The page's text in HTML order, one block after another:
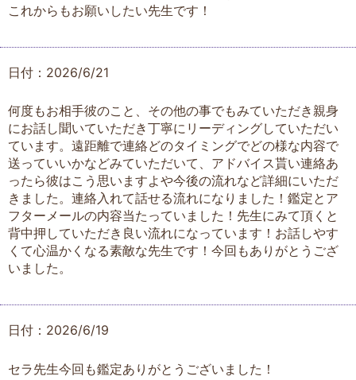
これからもお願いしたい先生です！
日付：2026/6/21
何度もお相手彼のこと、その他の事でもみていただき親身
にお話し聞いていただき丁寧にリーディングしていただい
ています。遠距離で連絡どのタイミングでどの様な内容で
送っていいかなどみていただいて、アドバイス貰い連絡あ
ったら彼はこう思いますよや今後の流れなど詳細にいただ
きました。連絡入れて話せる流れになりました！鑑定とア
フターメールの内容当たっていました！先生にみて頂くと
背中押していただき良い流れになっています！お話しやす
くて心温かくなる素敵な先生です！今回もありがとうござ
いました。
日付：2026/6/19
セラ先生今回も鑑定ありがとうございました！